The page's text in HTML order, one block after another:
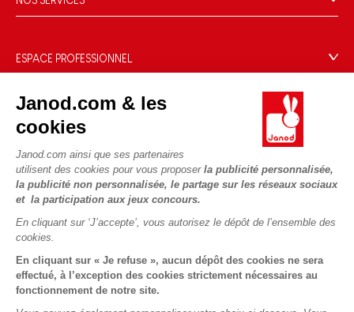
Janod.com & les
cookies
Janod.com ainsi que ses partenaires
utilisent des cookies pour vous proposer la publicité personnalisée,
la publicité non personnalisée, le partage sur les réseaux sociaux
et la participation aux jeux concours.
En cliquant sur ‘J’accepte’, vous autorisez le dépôt de l’ensemble des
cookies.
En cliquant sur « Je refuse », aucun dépôt des cookies ne sera
effectué, à l’exception des cookies strictement nécessaires au
fonctionnement de notre site.
Rappel Produits
Données personnelles
Gestion des cookies
Conditions du #YesJanod
Blog Conseils d'Experts
Le FSC®, c'est quoi ?
Sélection de jouets par âge
Fiche environnementale
Paiement
Livraison
Règles du jeu & notices
Nos guides d'achat
ESPACE PROFESSIONNEL
Espace recrutement
NOUS SUIVRE